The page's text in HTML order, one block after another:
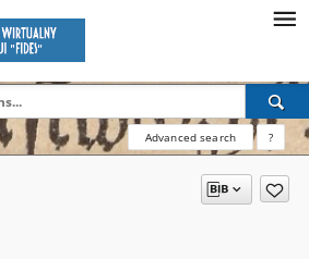
Advanced search ?